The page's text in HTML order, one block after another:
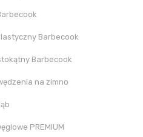
Barbecook
Barbecook
na zimno
PREMIUM